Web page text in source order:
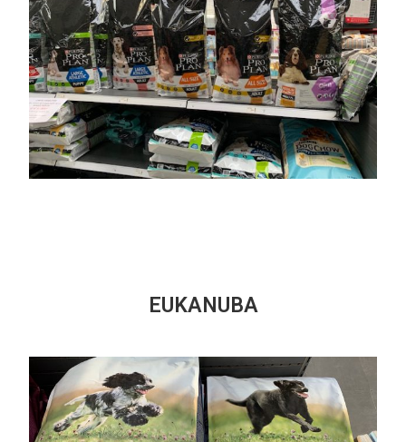
EUKANUBA